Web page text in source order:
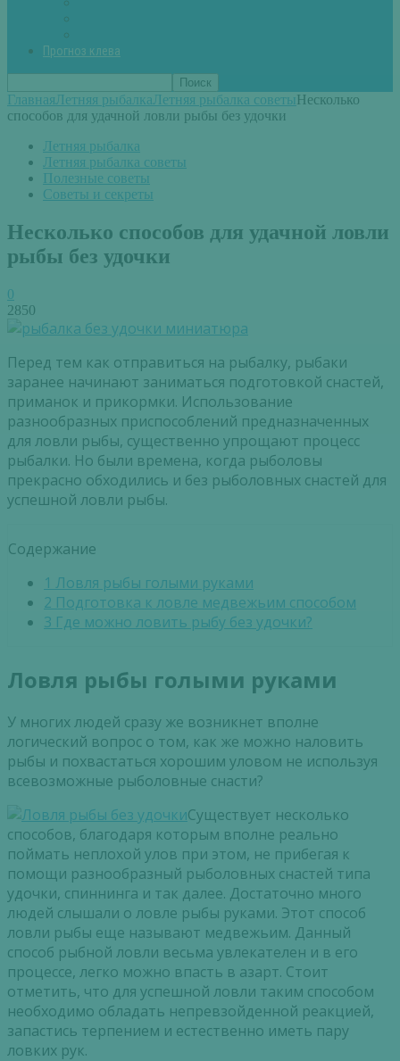
Прогноз клева
ГлавнаяЛетняя рыбалкаЛетняя рыбалка советыНесколько
способов для удачной ловли рыбы без удочки
Летняя рыбалка
Летняя рыбалка советы
Полезные советы
Советы и секреты
Несколько способов для удачной ловли
рыбы без удочки
0
2850
Перед тем как отправиться на рыбалку, рыбаки
заранее начинают заниматься подготовкой снастей,
приманок и прикормки. Использование
разнообразных приспособлений предназначенных
для ловли рыбы, существенно упрощают процесс
рыбалки. Но были времена, когда рыболовы
прекрасно обходились и без рыболовных снастей для
успешной ловли рыбы.
Содержание
1 Ловля рыбы голыми руками
2 Подготовка к ловле медвежьим способом
3 Где можно ловить рыбу без удочки?
Ловля рыбы голыми руками
У многих людей сразу же возникнет вполне
логический вопрос о том, как же можно наловить
рыбы и похвастаться хорошим уловом не используя
всевозможные рыболовные снасти?
Существует несколько
способов, благодаря которым вполне реально
поймать неплохой улов при этом, не прибегая к
помощи разнообразный рыболовных снастей типа
удочки, спиннинга и так далее. Достаточно много
людей слышали о ловле рыбы руками. Этот способ
ловли рыбы еще называют медвежьим. Данный
способ рыбной ловли весьма увлекателен и в его
процессе, легко можно впасть в азарт. Стоит
отметить, что для успешной ловли таким способом
необходимо обладать непревзойденной реакцией,
запастись терпением и естественно иметь пару
ловких рук.